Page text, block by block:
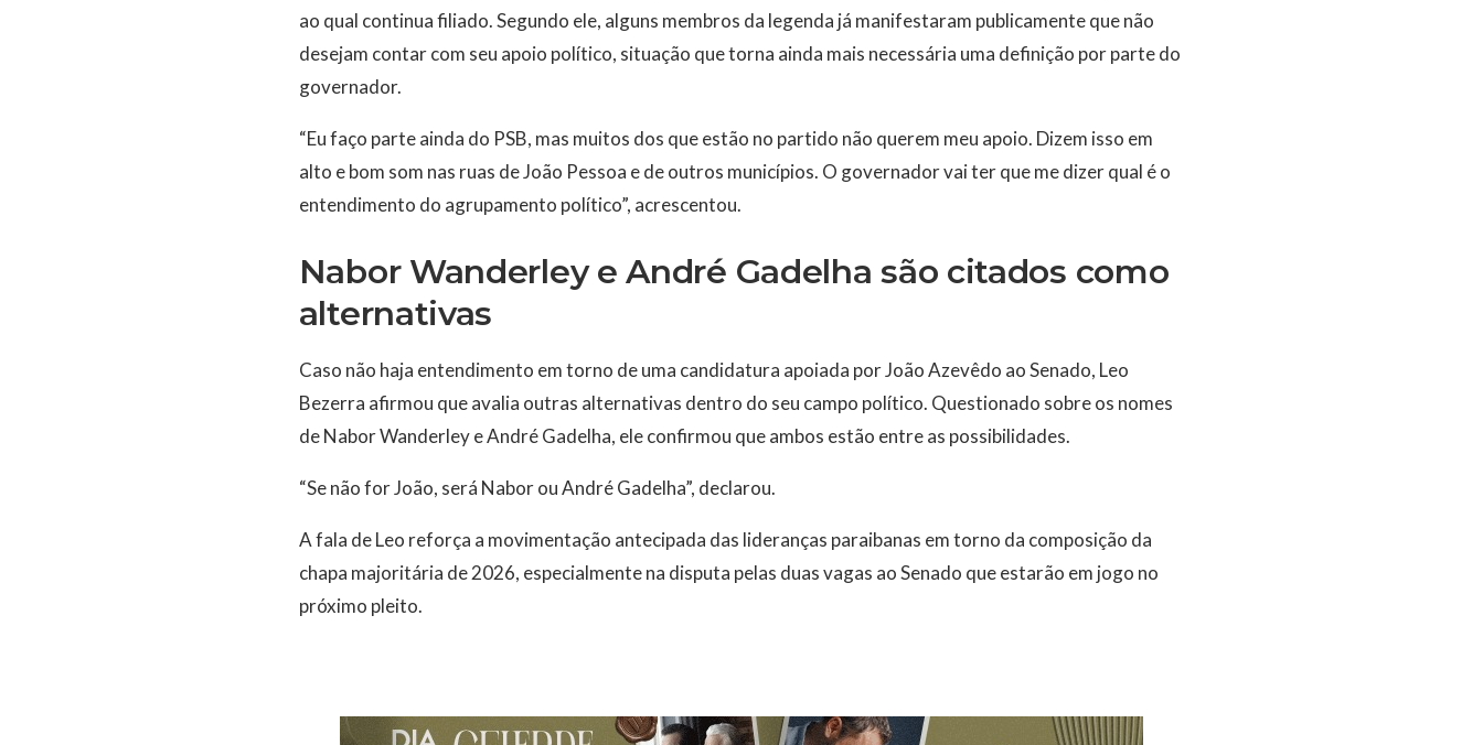
ao qual continua filiado. Segundo ele, alguns membros da legenda já manifestaram publicamente que não
desejam contar com seu apoio político, situação que torna ainda mais necessária uma definição por parte do
governador.
“Eu faço parte ainda do PSB, mas muitos dos que estão no partido não querem meu apoio. Dizem isso em
alto e bom som nas ruas de João Pessoa e de outros municípios. O governador vai ter que me dizer qual é o
entendimento do agrupamento político”, acrescentou.
Nabor Wanderley e André Gadelha são citados como
alternativas
Caso não haja entendimento em torno de uma candidatura apoiada por João Azevêdo ao Senado, Leo
Bezerra afirmou que avalia outras alternativas dentro do seu campo político. Questionado sobre os nomes
de Nabor Wanderley e André Gadelha, ele confirmou que ambos estão entre as possibilidades.
“Se não for João, será Nabor ou André Gadelha”, declarou.
A fala de Leo reforça a movimentação antecipada das lideranças paraibanas em torno da composição da
chapa majoritária de 2026, especialmente na disputa pelas duas vagas ao Senado que estarão em jogo no
próximo pleito.